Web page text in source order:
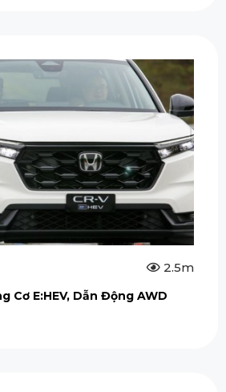
2.5m
Cơ E:HEV, Dẫn Động AWD